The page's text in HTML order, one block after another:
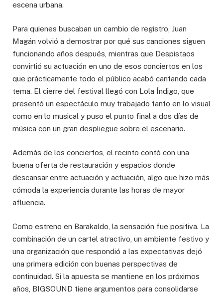
escena urbana.
Para quienes buscaban un cambio de registro, Juan
Magán volvió a demostrar por qué sus canciones siguen
funcionando años después, mientras que Despistaos
convirtió su actuación en uno de esos conciertos en los
que prácticamente todo el público acabó cantando cada
tema. El cierre del festival llegó con Lola Índigo, que
presentó un espectáculo muy trabajado tanto en lo visual
como en lo musical y puso el punto final a dos días de
música con un gran despliegue sobre el escenario.
Además de los conciertos, el recinto contó con una
buena oferta de restauración y espacios donde
descansar entre actuación y actuación, algo que hizo más
cómoda la experiencia durante las horas de mayor
afluencia.
Como estreno en Barakaldo, la sensación fue positiva. La
combinación de un cartel atractivo, un ambiente festivo y
una organización que respondió a las expectativas dejó
una primera edición con buenas perspectivas de
continuidad. Si la apuesta se mantiene en los próximos
años, BIGSOUND tiene argumentos para consolidarse